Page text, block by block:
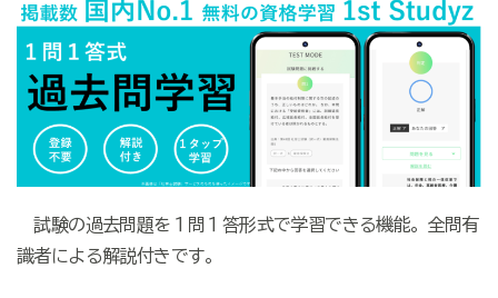
試験の過去問題を１問１答形式で学習できる機能。全問有
識者による解説付きです。